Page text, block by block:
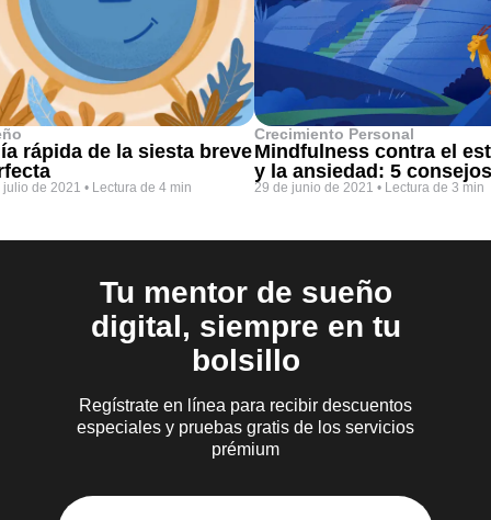
rápida de la siesta breve
julio de 2021 • Lectura de 4 min
Crecimiento Personal
Mindfulness contra el
y la ansiedad: 5 consejos
29 de junio de 2021 • Lectura de 3 min
Tu mentor de sueño
digital, siempre en tu
bolsillo
Regístrate en línea para recibir descuentos
especiales y pruebas gratis de los servicios
prémium